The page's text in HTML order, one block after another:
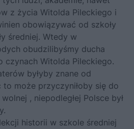
z życia Witolda Pileckiego i
obowiązywać od szkoły
średniej. Wtedy w
obudzilibyśmy ducha
czynach Witolda Pileckiego.
byłyby znane od
to może przyczyniłoby się do
, niepodległej Polsce był
historii w szkole średniej